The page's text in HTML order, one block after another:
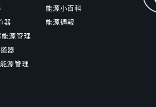
器
源管理
器
源管理
能源小百科
能源週報